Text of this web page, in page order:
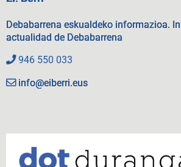
Debabarrena eskualdeko informazioa.
actualidad de Debabarrena
946 550 033
info@eiberri.eus